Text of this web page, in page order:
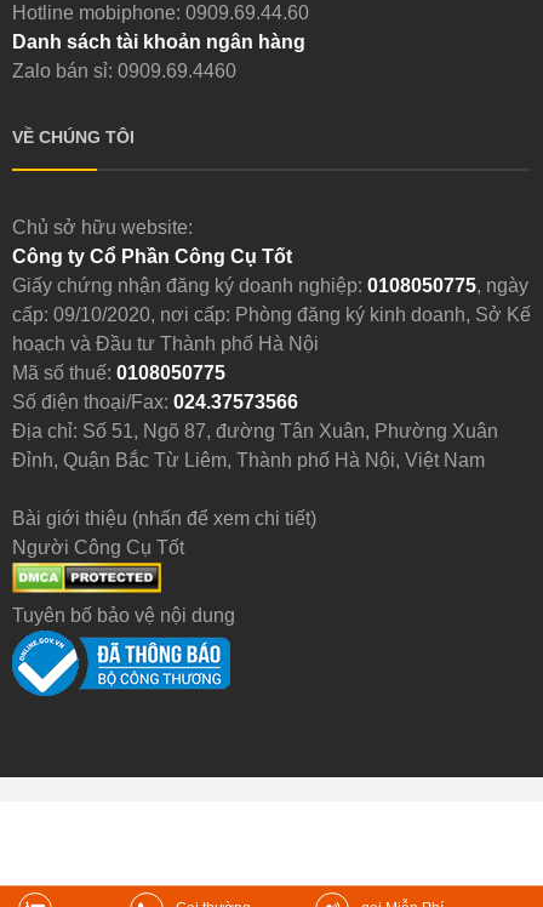
Hotline mobiphone: 0909.69.44.60
Danh sách tài khoản ngân hàng
Zalo bán sỉ: 0909.69.4460
VỀ CHÚNG TÔI
Chủ sở hữu website:
Công ty Cổ Phần Công Cụ Tốt
Giấy chứng nhận đăng ký doanh nghiệp: 0108050775, ngày
cấp: 09/10/2020, nơi cấp: Phòng đăng ký kinh doanh, Sở Kế
hoạch và Đầu tư Thành phố Hà Nội
Mã số thuế: 0108050775
Số điện thoại/Fax: 024.37573566
Địa chỉ: Số 51, Ngõ 87, đường Tân Xuân, Phường Xuân
Đỉnh, Quận Bắc Từ Liêm, Thành phố Hà Nội, Việt Nam
Bài giới thiệu (nhấn để xem chi tiết)
Người Công Cụ Tốt
Tuyên bố bảo vệ nội dung